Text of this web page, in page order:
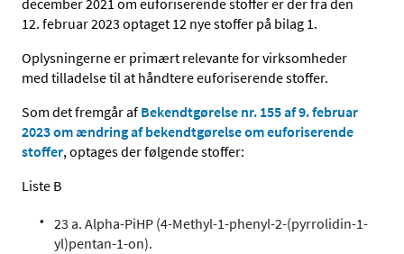
december 2021 om euforiserende stoffer er der fra den
12. februar 2023 optaget 12 nye stoffer på bilag 1.
Oplysningerne er primært relevante for virksomheder
med tilladelse til at håndtere euforiserende stoffer.
Som det fremgår af Bekendtgørelse nr. 155 af 9. februar
2023 om ændring af bekendtgørelse om euforiserende
stoffer, optages der følgende stoffer:
Liste B
23 a. Alpha-PiHP (4-Methyl-1-phenyl-2-(pyrrolidin-1-
yl)pentan-1-on).